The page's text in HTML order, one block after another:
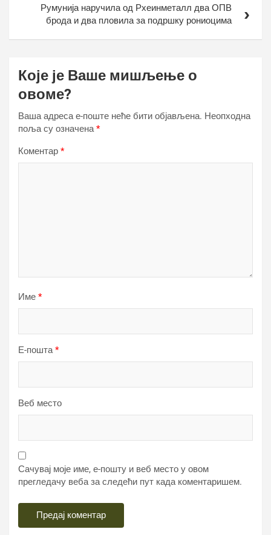
Румунија наручила од Рхеинметалл два ОПВ
брода и два пловила за подршку рониоцима
Које је Ваше мишљење о
овоме?
Ваша адреса е-поште неће бити објављена. Неопходна
поља су означена*
Коментар *
Име *
Е-пошта*
Веб место
Сачувај моје име, е-пошту и веб место у овом
прегледачу веба за следећи пут када коментаришем.